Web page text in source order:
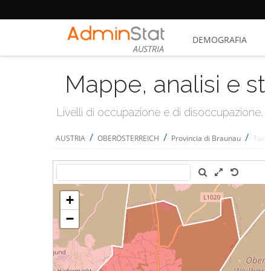
AUSTRIA
DEMOGRAFIA
Mappe, analisi e
Livelli di occupazione e di
AUSTRIA / OBERÖSTERREICH / Provincia di Braunau /